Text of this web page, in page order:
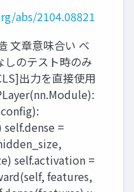
abs/2104.08821
文章意味合い ベ
しのテスト時のみ
出力を直接使用
=
self.activation =
features,